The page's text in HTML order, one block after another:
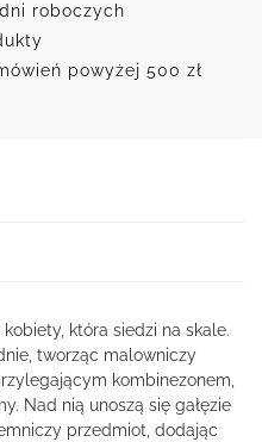
roboczych
powyżej 500 zł
która siedzi na skale.
tworząc malowniczy
kombinezonem,
Nad nią unoszą się gałęzie
przedmiot, dodając